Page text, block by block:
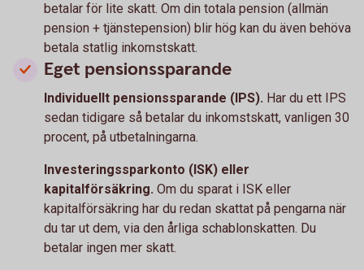
betalar för lite skatt. Om din totala pension (allmän
pension + tjänstepension) blir hög kan du även behöva
betala statlig inkomstskatt.
Eget pensionssparande
Individuellt pensionssparande (IPS). Har du ett IPS
sedan tidigare så betalar du inkomstskatt, vanligen 30
procent, på utbetalningarna.
Investeringssparkonto (ISK) eller
kapitalförsäkring. Om du sparat i ISK eller
kapitalförsäkring har du redan skattat på pengarna när
du tar ut dem, via den årliga schablonskatten. Du
betalar ingen mer skatt.